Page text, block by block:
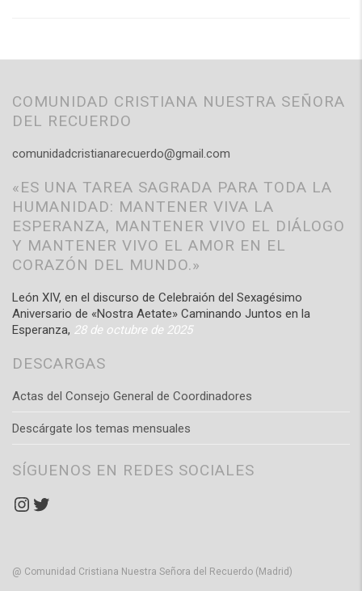
COMUNIDAD CRISTIANA NUESTRA SEÑORA
DEL RECUERDO
comunidadcristianarecuerdo@gmail.com
«ES UNA TAREA SAGRADA PARA TODA LA
HUMANIDAD: MANTENER VIVA LA
ESPERANZA, MANTENER VIVO EL DIÁLOGO
Y MANTENER VIVO EL AMOR EN EL
CORAZÓN DEL MUNDO.»
León XIV, en el discurso de Celebraión del Sexagésimo
Aniversario de «Nostra Aetate» Caminando Juntos en la
Esperanza, 28 de octubre de 2025
DESCARGAS
Actas del Consejo General de Coordinadores
Descárgate los temas mensuales
SÍGUENOS EN REDES SOCIALES
Instagram
Twitter
@ Comunidad Cristiana Nuestra Señora del Recuerdo (Madrid)